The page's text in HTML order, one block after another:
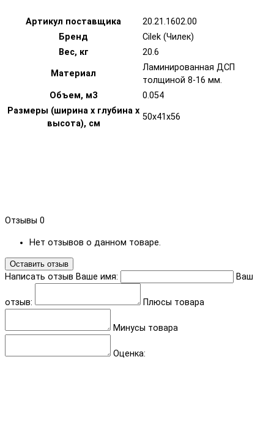
Артикул поставщика
20.21.1602.00
Бренд
Cilek (Чилек)
Вес, кг
20.6
Материал
Ламинированная ДСП
толщиной 8-16 мм.
Объем, м3
0.054
Размеры (ширина х глубина х
высота), см
50х41х56
Отзывы 0
Нет отзывов о данном товаре.
Оставить отзыв
Написать отзыв Ваше имя: Ваш
отзыв: Плюсы товара
Минусы товара
Оценка: